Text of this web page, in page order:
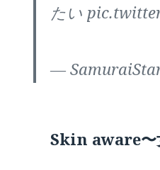
たい
—
Skin aware〜